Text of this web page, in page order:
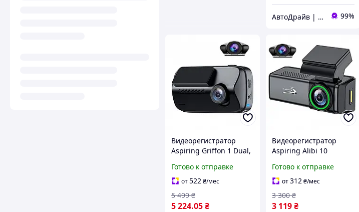
АвтоДрайв | Интернет-магазин звука и автоэлектроники 99%
Видеорегистратор
Aspiring Griffon 1 Dual,
GPS с дополнительной
камерой
Готово к отправке
от522 ₴/мес
5 224.05₴
5 499 ₴
Видеорегистратор
Aspiring Alibi 10
Готово к отправке
от312 ₴/мес
3 119₴
3 300 ₴